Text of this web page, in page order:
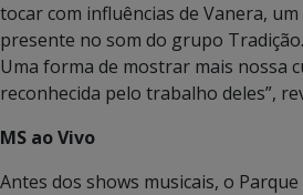
tocar com influências de Vanera,
presente no som do grupo
Uma forma de mostrar mais nossa
reconhecida pelo trabalho deles”,
MS ao Vivo
Antes dos shows musicais, o